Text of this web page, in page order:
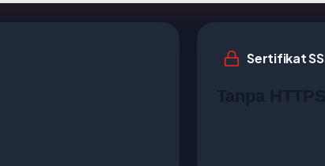
Sertifikat